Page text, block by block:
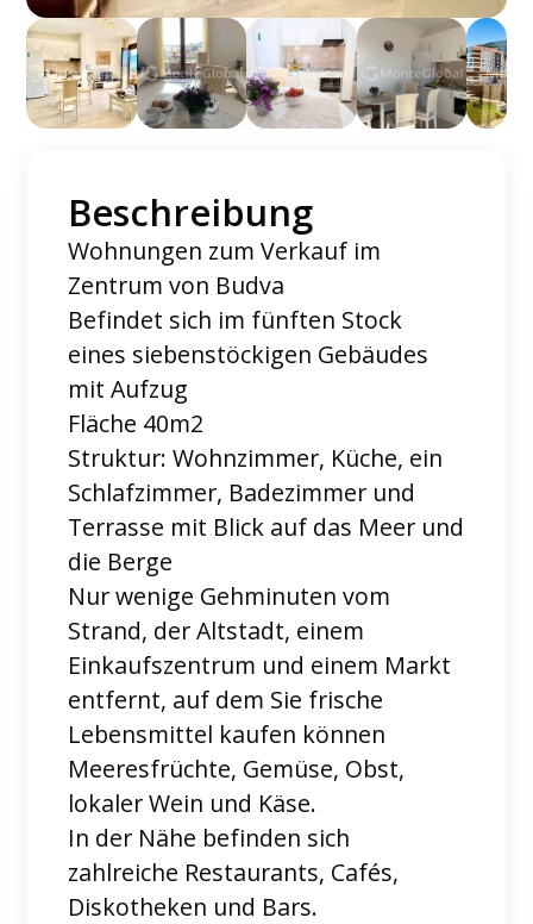
Beschreibung
Wohnungen zum Verkauf im
Zentrum von Budva
Befindet sich im fünften Stock
eines siebenstöckigen Gebäudes
mit Aufzug
Fläche 40m2
Struktur: Wohnzimmer, Küche, ein
Schlafzimmer, Badezimmer und
Terrasse mit Blick auf das Meer und
die Berge
Nur wenige Gehminuten vom
Strand, der Altstadt, einem
Einkaufszentrum und einem Markt
entfernt, auf dem Sie frische
Lebensmittel kaufen können
Meeresfrüchte, Gemüse, Obst,
lokaler Wein und Käse.
In der Nähe befinden sich
zahlreiche Restaurants, Cafés,
Diskotheken und Bars.